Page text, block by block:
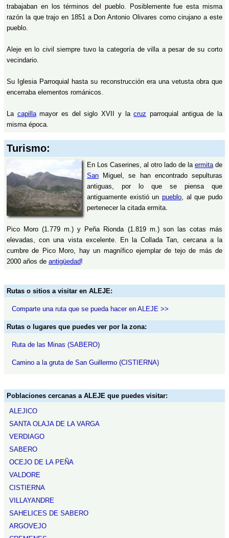
trabajaban en los términos del pueblo. Posiblemente fue esta misma
razón la que trajo en 1851 a Don Antonio Olivares como cirujano a este
pueblo.
Aleje en lo civil siempre tuvo la categoría de villa a pesar de su corto
vecindario.
Su Iglesia Parroquial hasta su reconstrucción era una vetusta obra que
encerraba elementos románicos.
La capillamayor es del siglo XVII y lacruz parroquial antigua de la
misma época.
Turismo:
En Los Caserines, al otro lado de la ermitade
SanMiguel, se han encontrado sepulturas
antiguas, por lo que se piensa que
antiguamente existió un pueblo, al que pudo
pertenecer la citada ermita.
Pico Moro (1.779 m.) y Peña Rionda (1.819 m.) son las cotas más
elevadas, con una vista excelente. En la Collada Tan, cercana a la
cumbre de Pico Moro, hay un magnífico ejemplar de tejo de más de
2000 años de antigüedad!
Rutas o sitios a visitar en ALEJE:
Comparte una ruta que se pueda hacer en ALEJE >>
Rutas o lugares que puedes ver por la zona:
Ruta de las Minas (SABERO)
Camino a la gruta de San Guillermo (CISTIERNA)
Poblaciones cercanas a ALEJE que puedes visitar:
ALEJICO
SANTA OLAJA DE LA VARGA
VERDIAGO
SABERO
OCEJO DE LA PEÑA
VALDORE
CISTIERNA
VILLAYANDRE
SAHELICES DE SABERO
ARGOVEJO